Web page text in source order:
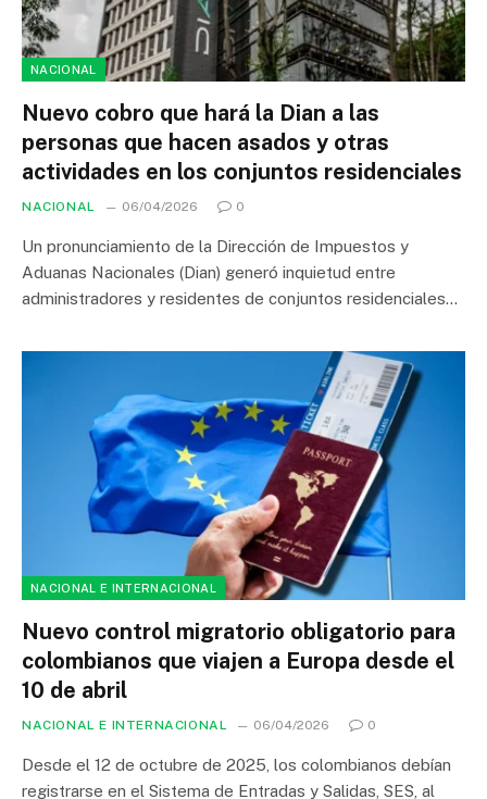
NACIONAL
Nuevo cobro que hará la Dian a las
personas que hacen asados y otras
actividades en los conjuntos residenciales
NACIONAL 06/04/2026 0
Un pronunciamiento de la Dirección de Impuestos y
Aduanas Nacionales (Dian) generó inquietud entre
administradores y residentes de conjuntos residenciales…
NACIONAL E INTERNACIONAL
Nuevo control migratorio obligatorio para
colombianos que viajen a Europa desde el
10 de abril
NACIONAL E INTERNACIONAL 06/04/2026 0
Desde el 12 de octubre de 2025, los colombianos debían
registrarse en el Sistema de Entradas y Salidas, SES, al